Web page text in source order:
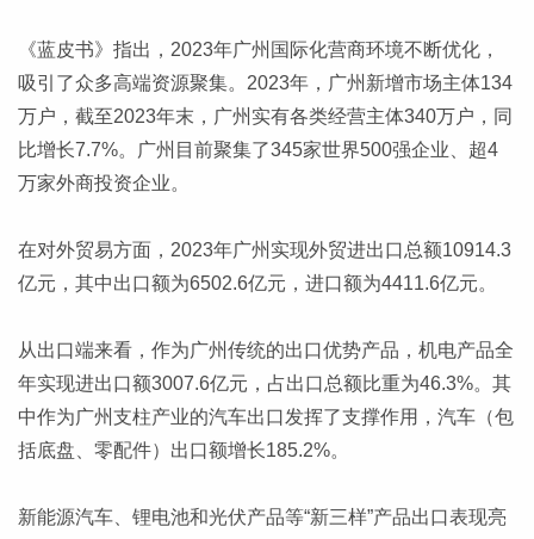
《蓝皮书》指出，2023年广州国际化营商环境不断优化，
吸引了众多高端资源聚集。2023年，广州新增市场主体134
万户，截至2023年末，广州实有各类经营主体340万户，同
比增长7.7%。广州目前聚集了345家世界500强企业、超4
万家外商投资企业。
在对外贸易方面，2023年广州实现外贸进出口总额10914.3
亿元，其中出口额为6502.6亿元，进口额为4411.6亿元。
从出口端来看，作为广州传统的出口优势产品，机电产品全
年实现进出口额3007.6亿元，占出口总额比重为46.3%。其
中作为广州支柱产业的汽车出口发挥了支撑作用，汽车（包
括底盘、零配件）出口额增长185.2%。
新能源汽车、锂电池和光伏产品等“新三样”产品出口表现亮